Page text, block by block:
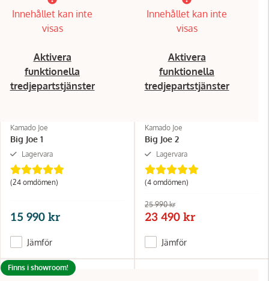
Innehållet kan inte
visas
Aktivera
funktionella
tredjepartstjänster
Kamado Joe
Big Joe 1
Lagervara
(24 omdömen)
15 990 kr
Jämför
Innehållet kan inte
visas
Aktivera
funktionella
tredjepartstjänster
Kamado Joe
Big Joe 2
Lagervara
(4 omdömen)
25 990 kr
23 490 kr
Jämför
Finns i showroom!